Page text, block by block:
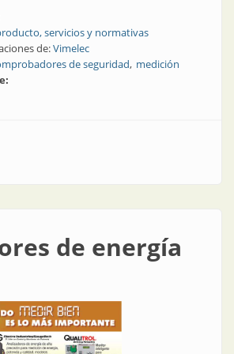
servicios y normativas
de:Vimelec
de seguridad medición
Medición | Comprobandores de seguridad en
de energía